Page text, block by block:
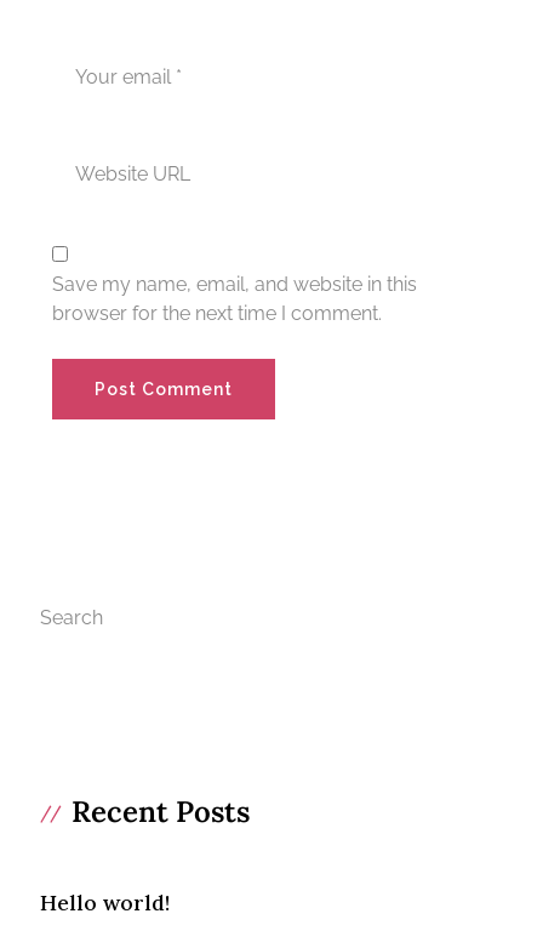
Save my name, email, and website in this
browser for the next time I comment.
Search
Recent Posts
Hello world!